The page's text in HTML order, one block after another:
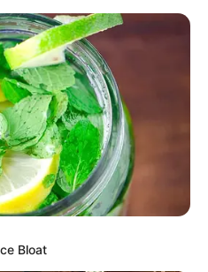
VLASTITOG